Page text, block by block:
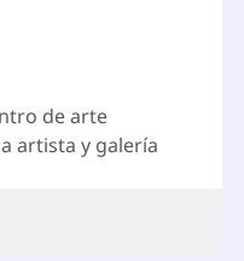
de arte
artista y galería